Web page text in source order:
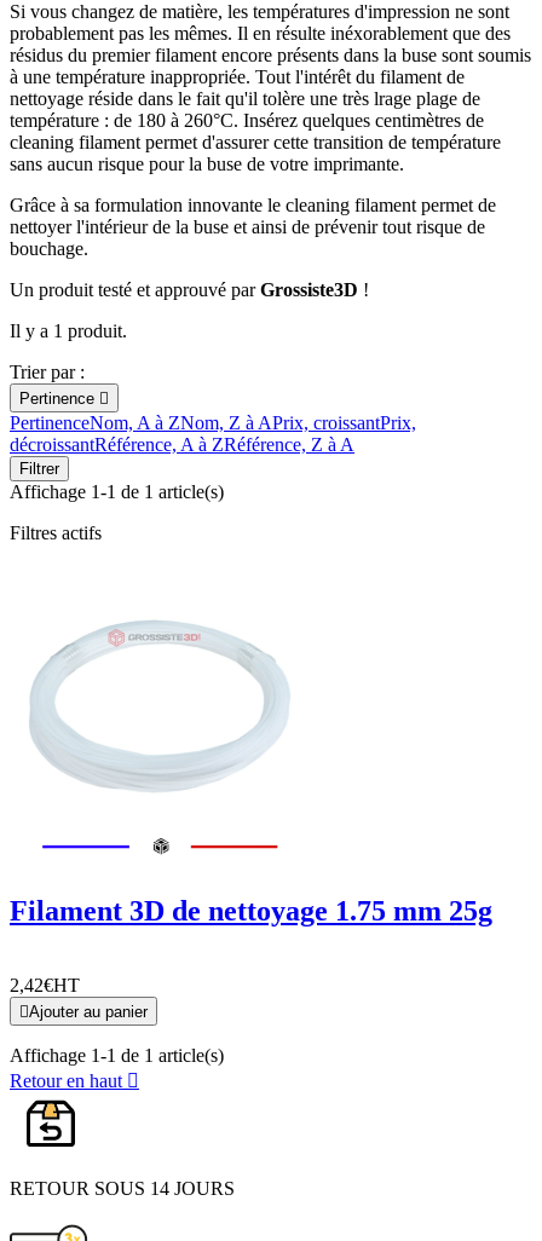
Si vous changez de matière, les températures d'impression ne sont
probablement pas les mêmes. Il en résulte inéxorablement que des
résidus du premier filament encore présents dans la buse sont soumis
à une température inappropriée. Tout l'intérêt du filament de
nettoyage réside dans le fait qu'il tolère une très lrage plage de
température : de 180 à 260°C. Insérez quelques centimètres de
cleaning filament permet d'assurer cette transition de température
sans aucun risque pour la buse de votre imprimante.
Grâce à sa formulation innovante le cleaning filament permet de
nettoyer l'intérieur de la buse et ainsi de prévenir tout risque de
bouchage.
Un produit testé et approuvé parGrossiste3D !
Il y a 1 produit.
Trier par :
Pertinence 
PertinenceNom, A à ZNom, Z à APrix, croissantPrix,
décroissantRéférence, A à ZRéférence, Z à A
Filtrer
Affichage 1-1 de 1 article(s)
Filtres actifs
Filament 3D de nettoyage 1.75 mm 25g
2,42€HT
Ajouter au panier
Affichage 1-1 de 1 article(s)
Retour en haut 
RETOUR SOUS 14 JOURS